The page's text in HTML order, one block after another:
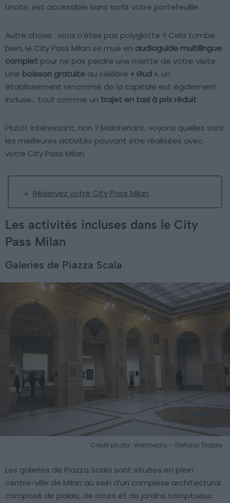
Linate, est accessible sans sortir votre portefeuille.
Autre chose : vous n’êtes pas polyglotte ? Cela tombe
bien, le City Pass Milan se mue en audioguide multilingue
complet pour ne pas perdre une miette de votre visite.
Une boisson gratuite au célèbre « Gud », un
établissement renommé de la capitale est également
incluse… tout comme un trajet en taxi à prix réduit.
Plutôt intéressant, non ? Maintenant, voyons quelles sont
les meilleures activités pouvant être réalisées avec
votre City Pass Milan.
Réservez votre City Pass Milan
Les activités incluses dans le City
Pass Milan
Galeries de Piazza Scala
Crédit photo : Wikimedia – Stefano Stabile
Les galeries de Piazza Scala sont situées en plein
centre-ville de Milan au sein d’un complexe architectural
composé de palais, de cours et de jardins somptueux.